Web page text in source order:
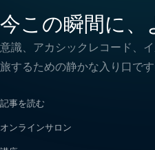
今この瞬間に、
意識、アカシックレコード、
旅するための静かな入り口です
記事を読む
オンラインサロン